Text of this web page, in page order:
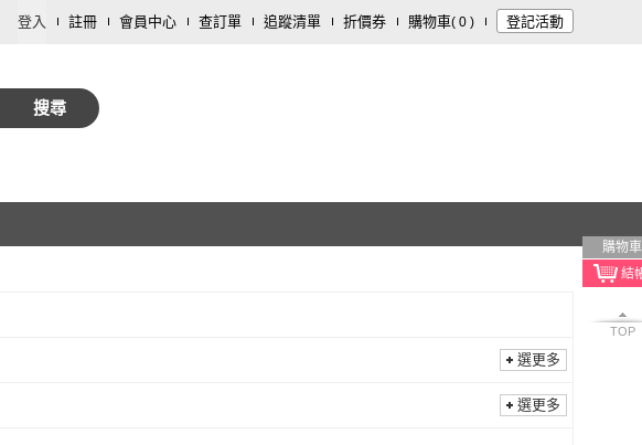
登入 註冊 會員中心 查訂單 追蹤清單 折價券 購物車( 0 ) 登記活動
搜尋
購物車
TOP
選更多
選更多